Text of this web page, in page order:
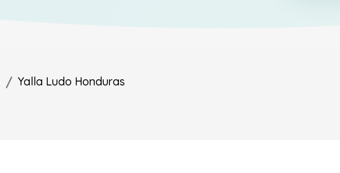
Yalla Ludo Honduras